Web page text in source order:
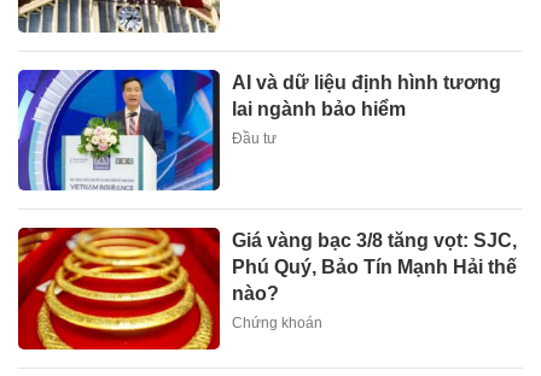
AI và dữ liệu định hình tương
lai ngành bảo hiểm
Đầu tư
Giá vàng bạc 3/8 tăng vọt: SJC,
Phú Quý, Bảo Tín Mạnh Hải thế
nào?
Chứng khoán